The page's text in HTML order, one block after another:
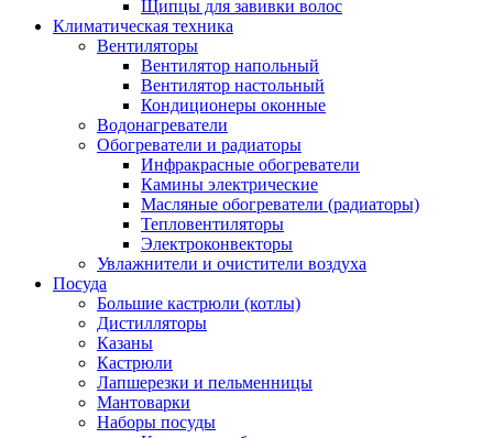
Щипцы для завивки волос
Климатическая техника
Вентиляторы
Вентилятор напольный
Вентилятор настольный
Кондиционеры оконные
Водонагреватели
Обогреватели и радиаторы
Инфракрасные обогреватели
Камины электрические
Масляные обогреватели (радиаторы)
Тепловентиляторы
Электроконвекторы
Увлажнители и очистители воздуха
Посуда
Большие кастрюли (котлы)
Дистилляторы
Казаны
Кастрюли
Лапшерезки и пельменницы
Мантоварки
Наборы посуды